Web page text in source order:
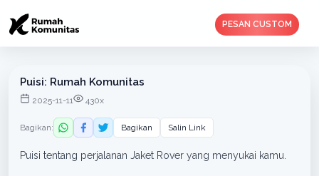
PESAN CUSTOM
Puisi: Rumah Komunitas
2025-11-11 430x
Bagikan: Bagikan Salin Link
Puisi tentang perjalanan Jaket Rover yang menyukai kamu.